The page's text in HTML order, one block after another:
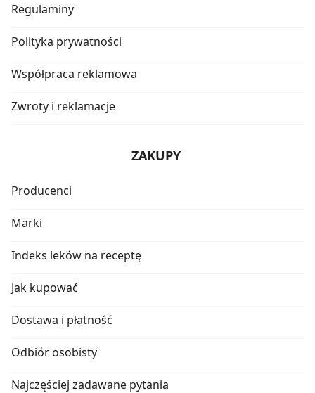
Regulaminy
Polityka prywatności
Współpraca reklamowa
Zwroty i reklamacje
ZAKUPY
Producenci
Marki
Indeks leków na receptę
Jak kupować
Dostawa i płatność
Odbiór osobisty
Najczęściej zadawane pytania